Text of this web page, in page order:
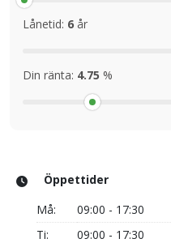
Lånetid: 6 år
Din ränta: 4.75 %
Öppettider
Må:
09:00 - 17:30
Ti:
09:00 - 17:30